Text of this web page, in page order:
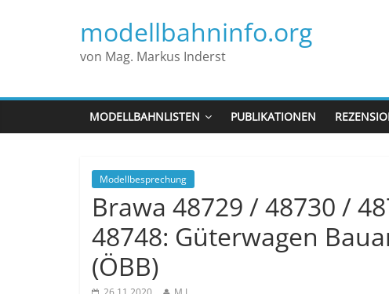
modellbahninfo.org
von Mag. Markus Inderst
MODELLBAHNLISTEN PUBLIKATIONEN
Modellbesprechung
Brawa 48729 / 48730 /
48748: Güterwagen
(ÖBB)